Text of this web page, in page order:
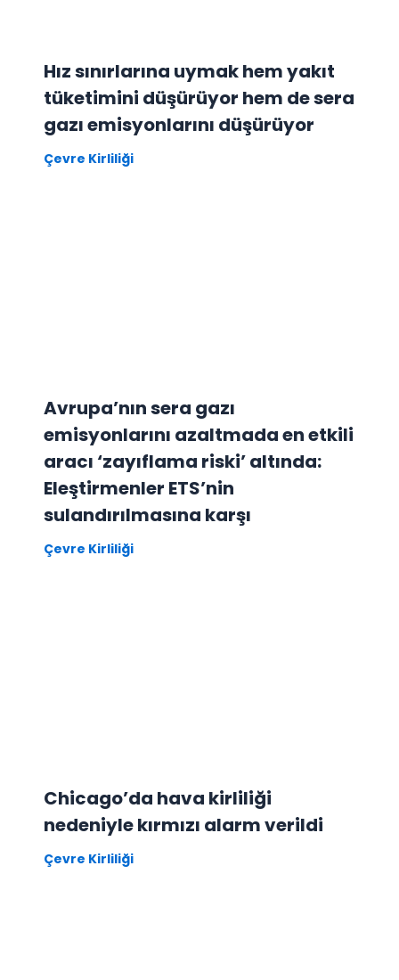
Hız sınırlarına uymak hem yakıt
tüketimini düşürüyor hem de sera
gazı emisyonlarını düşürüyor
Çevre Kirliliği
Avrupa’nın sera gazı
emisyonlarını azaltmada en etkili
aracı ‘zayıflama riski’ altında:
Eleştirmenler ETS’nin
sulandırılmasına karşı
Çevre Kirliliği
Chicago’da hava kirliliği
nedeniyle kırmızı alarm verildi
Çevre Kirliliği